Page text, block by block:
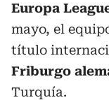
Europa
mayo, el
título
Friburgo
Turquía.